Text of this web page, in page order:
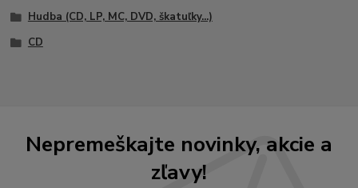
Hudba (CD, LP, MC, DVD, škatuľky...)
CD
Nepremeškajte novinky, akcie a
zľavy!